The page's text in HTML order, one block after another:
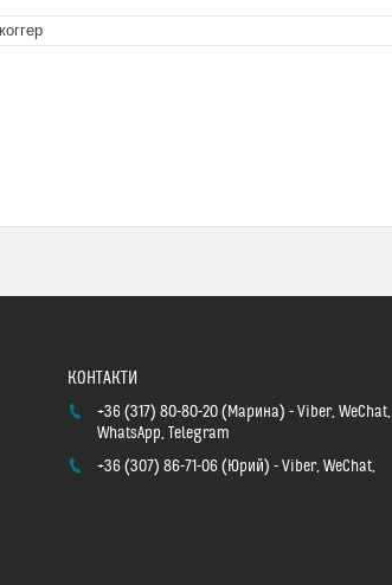
+36 (317) 80-80-20 Марина
Viber, WeChat,
WhatsApp, Telegram
+36 (307) 86-71-06
Юрий Viber, WeChat,